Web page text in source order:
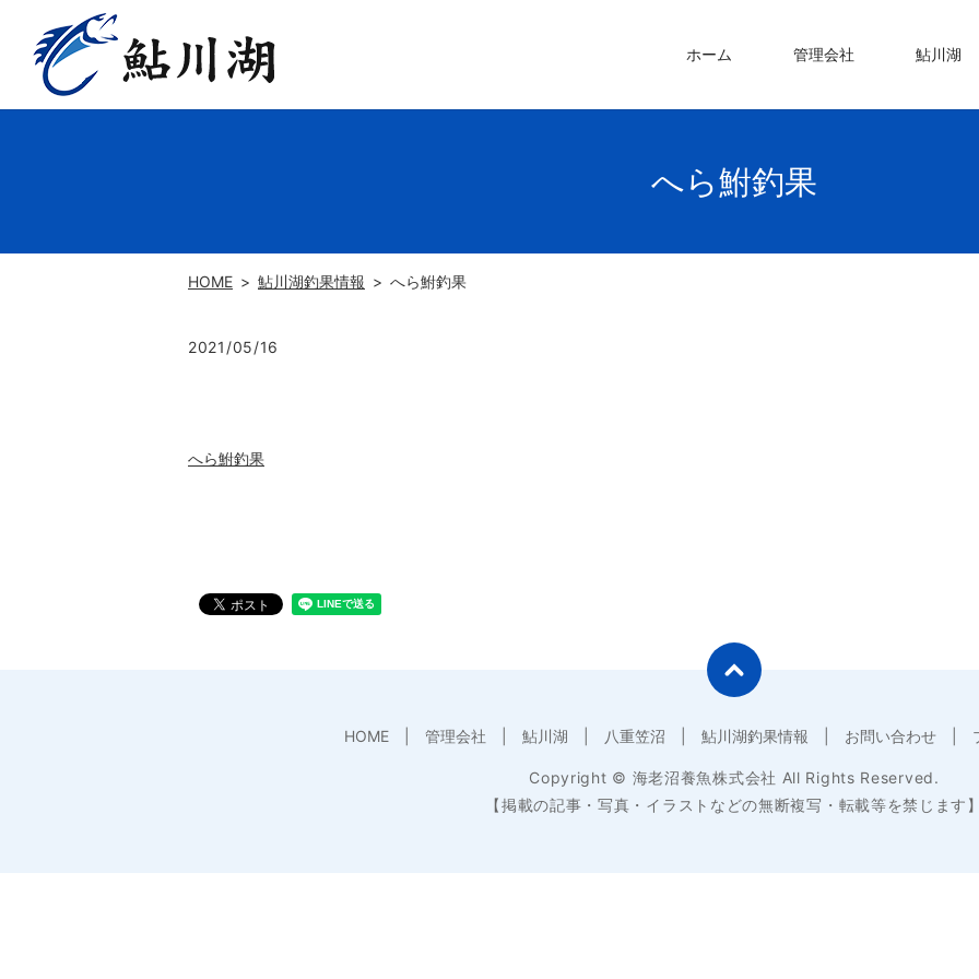
ホーム 管理会社 鮎川湖
へら鮒釣果
HOME 鮎川湖釣果情報 へら鮒釣果
2021/05/16
へら鮒釣果
HOME 管理会社 鮎川湖 八重笠沼 鮎川湖釣果情報 お問い合わせ
Copyright © 海老沼養魚株式会社 All Rights Reserved.
【掲載の記事・写真・イラストなどの無断複写・転載等を禁じます】